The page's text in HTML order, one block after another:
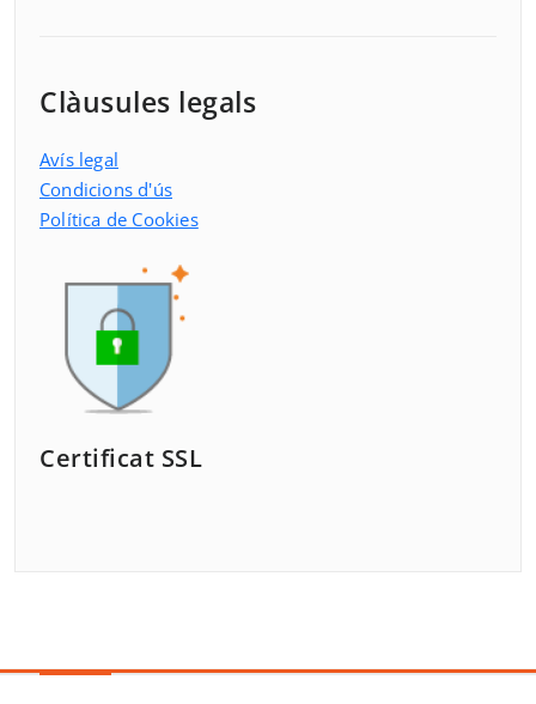
Clàusules legals
Avís legal
Condicions d'ús
Política de Cookies
Certificat SSL